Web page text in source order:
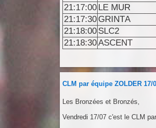
21:17:00 LE MUR
21:17:30 GRINTA
21:18:00 SLC2
21:18:30ASCENT
CLM par équipe ZOLDER 17/
Les Bronzées et Bronzés,
Vendredi 17/07 c'est le CLM